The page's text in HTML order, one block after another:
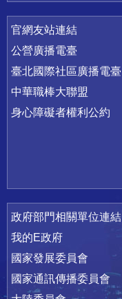
官網友站連結
公營廣播電臺
臺北國際社區廣播電臺
中華職棒大聯盟
身心障礙者權利公約
政府部門相關單位連結
我的E政府
國家發展委員會
國家通訊傳播委員會